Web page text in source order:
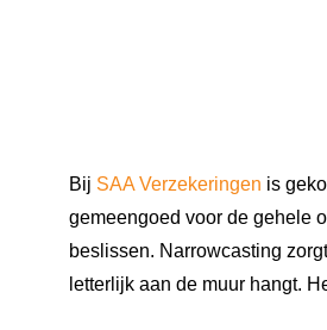
Bij SAA Verzekeringen is
gemeengoed voor de gehele
beslissen. Narrowcasting
letterlijk aan de muur hangt.